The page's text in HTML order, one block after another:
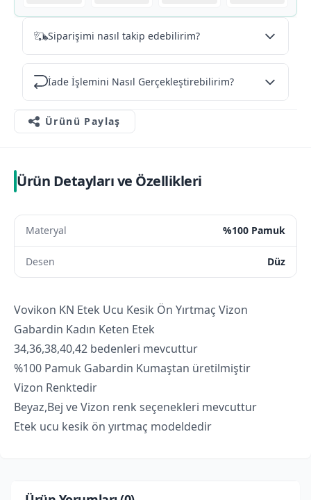
Siparişimi nasıl takip edebilirim?
İade İşlemini Nasıl Gerçekleştirebilirim?
Ürünü Paylaş
Ürün Detayları ve Özellikleri
Materyal %100 Pamuk
Desen Düz
Vovikon KN Etek Ucu Kesik Ön Yırtmaç Vizon
Gabardin Kadın Keten Etek
34,36,38,40,42 bedenleri mevcuttur
%100 Pamuk Gabardin Kumaştan üretilmiştir
Vizon Renktedir
Beyaz,Bej ve Vizon renk seçenekleri mevcuttur
Etek ucu kesik ön yırtmaç modeldedir